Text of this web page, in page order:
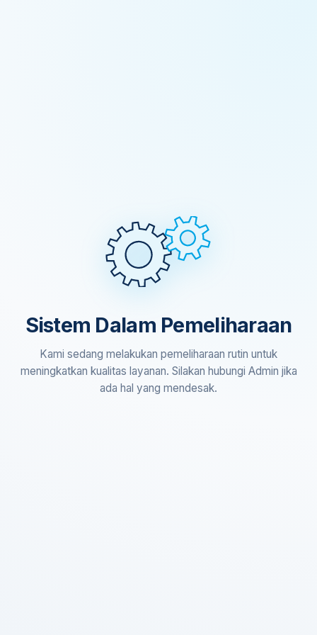
Sistem Dalam Pemeliharaan
Kami sedang melakukan pemeliharaan rutin untuk
meningkatkan kualitas layanan. Silakan hubungi Admin jika
ada hal yang mendesak.